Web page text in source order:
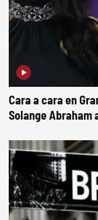
Cara a cara en
Solange Abraham